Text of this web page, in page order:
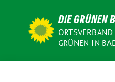
DIE GRÜNEN
GRÜNEN IN